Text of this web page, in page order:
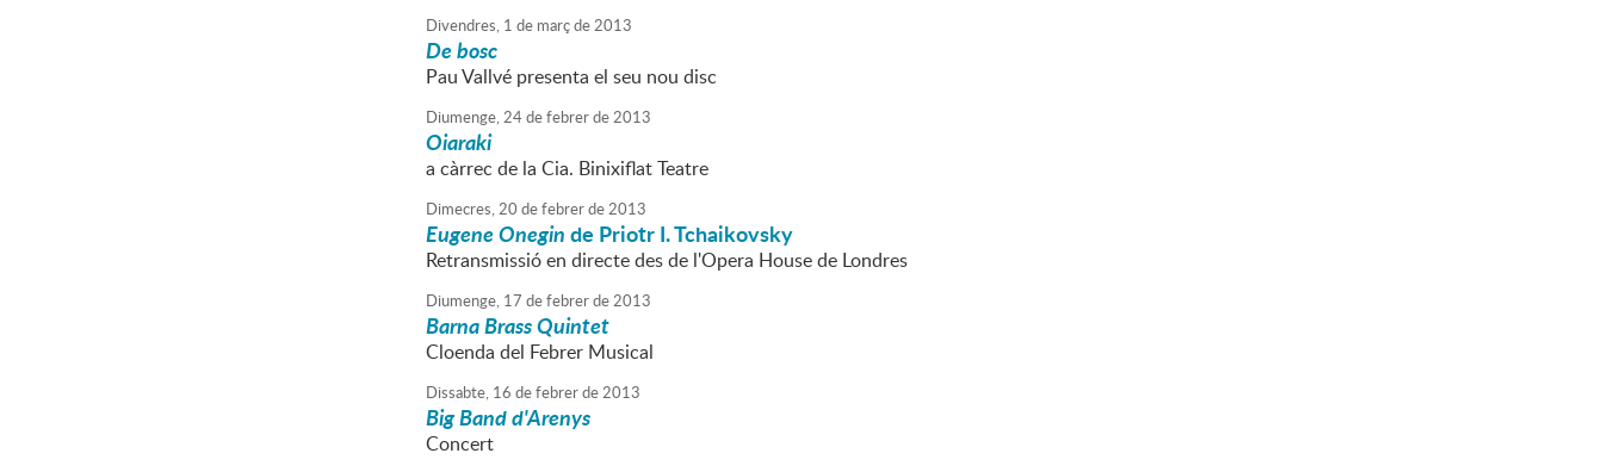
Divendres, 1 de marçde2013
De bosc
Pau Vallvé presenta el seu nou disc
Diumenge,24defebrerde2013
Oiaraki
a càrrec de la Cia. Binixiflat Teatre
Dimecres,20 defebrerde2013
Eugene Oneginde Priotr I. Tchaikovsky
Retransmissió en directe des de l'Opera House de Londres
Diumenge, 17 defebrerde2013
Barna Brass Quintet
Cloenda del Febrer Musical
Dissabte, 16 defebrerde2013
Big Band d'Arenys
Concert